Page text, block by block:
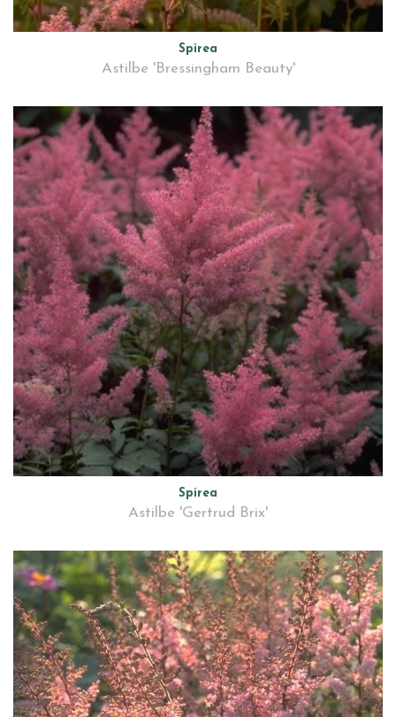
Spirea
Astilbe 'Bressingham Beauty'
Spirea
Astilbe 'Gertrud Brix'